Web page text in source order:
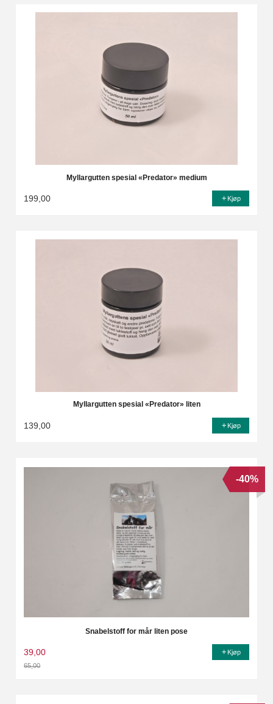
Myllargutten spesial «Predator» medium
199,00 Kjøp
Myllargutten spesial «Predator» liten
139,00 Kjøp
Snabelstoff for mår liten pose
39,00
65,00
-40%
Kjøp